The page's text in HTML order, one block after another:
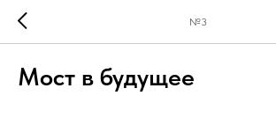
№3
Мост в будущее